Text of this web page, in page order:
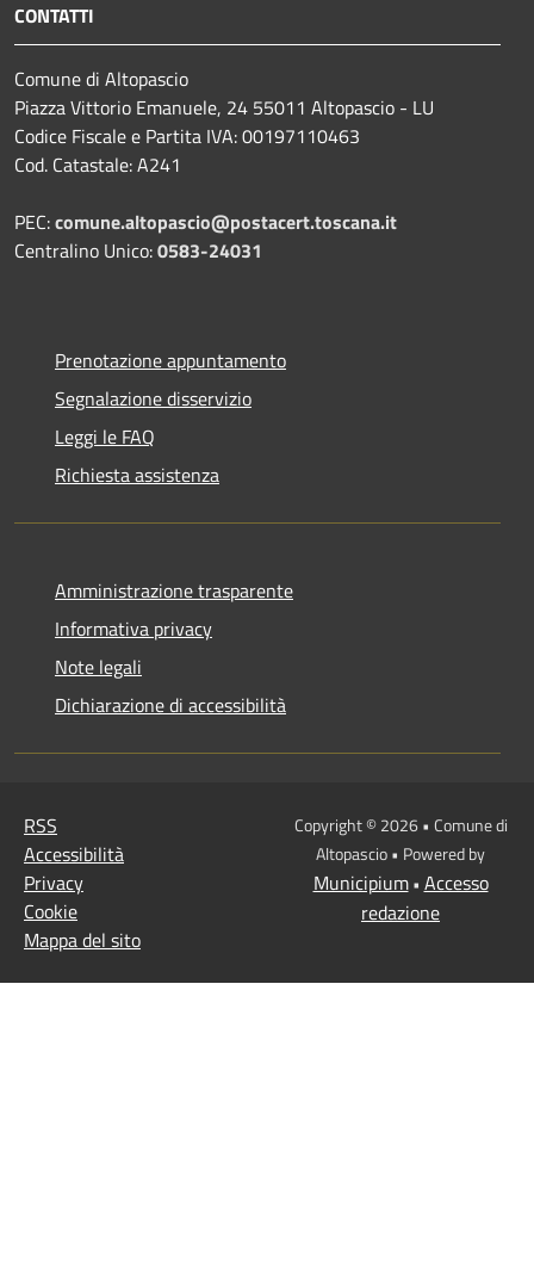
CONTATTI
Comune di Altopascio
Piazza Vittorio Emanuele, 24 55011 Altopascio - LU
Codice Fiscale e Partita IVA: 00197110463
Cod. Catastale: A241
PEC:comune.altopascio@postacert.toscana.it
Centralino Unico:0583-24031
Prenotazione appuntamento
Segnalazione disservizio
Leggi le FAQ
Richiesta assistenza
Amministrazione trasparente
Informativa privacy
Note legali
Dichiarazione di accessibilità
RSS
Accessibilità
Privacy
Cookie
Mappa del sito
Copyright © 2026 • Comune di
Altopascio • Powered by
Municipium• Accesso
redazione